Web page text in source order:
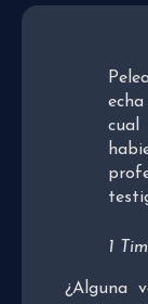
1
¿Alguna